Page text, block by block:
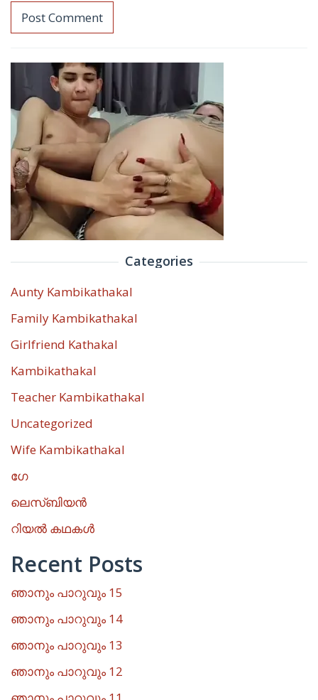
Categories
Aunty Kambikathakal
Family Kambikathakal
Girlfriend Kathakal
Kambikathakal
Teacher Kambikathakal
Uncategorized
Wife Kambikathakal
ഗേ
ലെസ്ബിയൻ
റിയൽ കഥകൾ
Recent Posts
ഞാനും പാറുവും 15
ഞാനും പാറുവും 14
ഞാനും പാറുവും 13
ഞാനും പാറുവും 12